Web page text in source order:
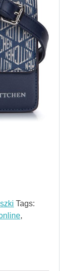
Tags:
,